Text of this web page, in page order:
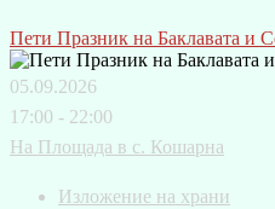
Пети Празник на Баклавата и
05.09.2026
17:00 - 22:00
На Площада в с. Кошарна
Изложение на храни